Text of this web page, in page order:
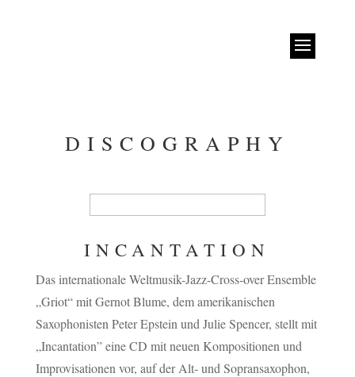
DISCOGRAPHY
INCANTATION
Das internationale Weltmusik-Jazz-Cross-over Ensemble
„Griot“ mit Gernot Blume, dem amerikanischen
Saxophonisten Peter Epstein und Julie Spencer, stellt mit
„Incantation” eine CD mit neuen Kompositionen und
Improvisationen vor, auf der Alt- und Sopransaxophon,